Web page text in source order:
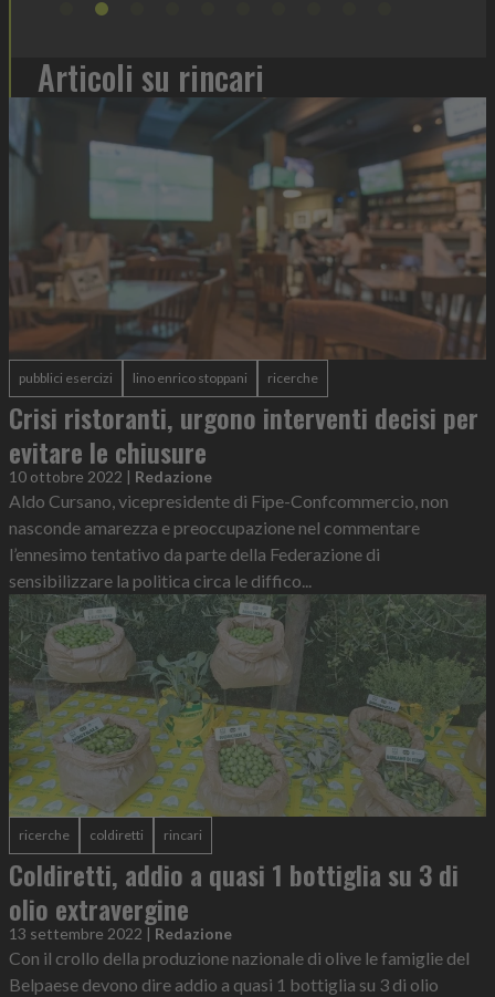
Articoli su rincari
pubblici esercizi lino enrico stoppani ricerche
Crisi ristoranti, urgono interventi decisi per
evitare le chiusure
10 ottobre 2022 | Redazione
Aldo Cursano, vicepresidente di Fipe-Confcommercio, non
nasconde amarezza e preoccupazione nel commentare
l’ennesimo tentativo da parte della Federazione di
sensibilizzare la politica circa le diffico...
ricerche coldiretti rincari
Coldiretti, addio a quasi 1 bottiglia su 3 di
olio extravergine
13 settembre 2022 | Redazione
Con il crollo della produzione nazionale di olive le famiglie del
Belpaese devono dire addio a quasi 1 bottiglia su 3 di olio